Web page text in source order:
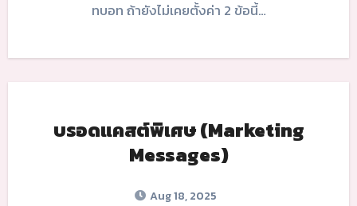
ทบอท ถ้ายังไม่เคยตั้งค่า 2 ข้อนี้…
บรอดแคสต์พิเศษ (Marketing
Messages)
Aug 18, 2025